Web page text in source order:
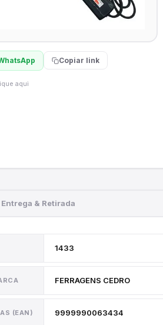
Copiar link
aqui
Entrega & Retirada
1433
FERRAGENS CEDRO
(EAN) 9999990063434